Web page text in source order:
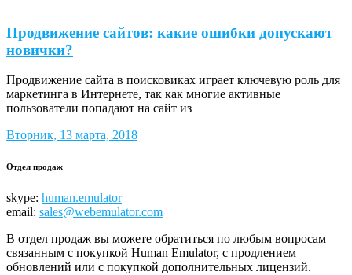
Продвижение сайтов: какие ошибки допускают
новички?
Продвижение сайта в поисковиках играет ключевую роль для
маркетинга в Интернете, так как многие активные
пользователи попадают на сайт из
Вторник, 13 марта, 2018
Отдел продаж
skype: human.emulator
email: sales@webemulator.com
В отдел продаж вы можете обратиться по любым вопросам
связанным с покупкой Human Emulator, с продлением
обновлений или с покупкой дополнительных лицензий.